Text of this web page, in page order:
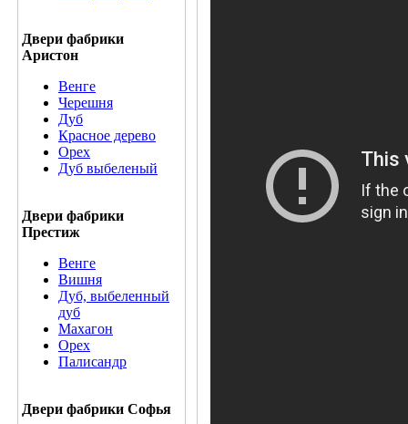
Двери фабрики
Аристон
Венге
Черешня
Дуб
Красное дерево
Орех
Дуб выбеленый
Двери фабрики
Престиж
Венге
Вишня
Дуб, выбеленный
дуб
Махагон
Орех
Палисандр
Двери фабрики Софья